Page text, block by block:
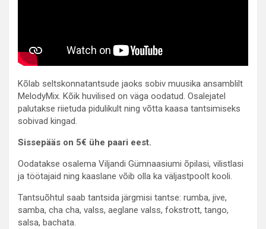
Kõlab seltskonnatantsude jaoks sobiv muusika ansamblilt
MelodyMix. Kõik huvilised on väga oodatud. Osalejatel
palutakse riietuda pidulikult ning võtta kaasa tantsimiseks
sobivad kingad.
Sissepääs on 5€ ühe paari eest.
Oodatakse osalema Viljandi Gümnaasiumi õpilasi, vilistlasi
ja töötajaid ning kaaslane võib olla ka väljastpoolt kooli.
Tantsuõhtul saab tantsida järgmisi tantse: rumba, jive,
samba, cha cha, valss, aeglane valss, fokstrott, tango,
salsa, bachata.